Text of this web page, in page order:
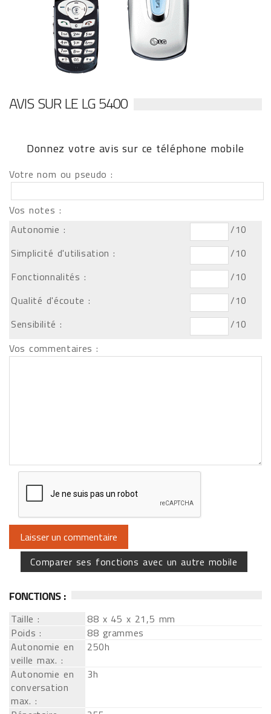
AVIS SUR LE LG 5400
Donnez votre avis sur ce téléphone mobile
Votre nom ou pseudo :
Vos notes :
Autonomie :
/10
Simplicité d'utilisation :
/10
Fonctionnalités :
/10
Qualité d'écoute :
/10
Sensibilité :
/10
Vos commentaires :
Comparer ses fonctions avec un autre mobile
FONCTIONS :
Taille :
88 x 45 x 21,5 mm
Poids :
88 grammes
Autonomie en
veille max. :
250h
Autonomie en
conversation
max. :
3h